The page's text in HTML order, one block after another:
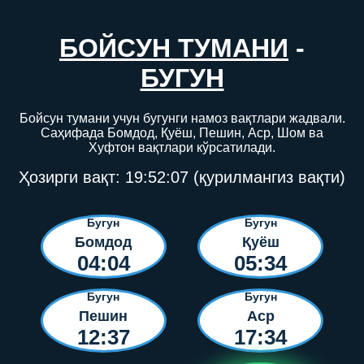
БОЙСУН ТУМАНИ -
БУГУН
Бойсун тумани учун бугунги намоз вақтлари жадвали.
Саҳифада Бомдод, Қуёш, Пешин, Аср, Шом ва
Хуфтон вақтлари кўрсатилади.
Ҳозирги вақт: 19:52:07 (қурилмангиз вақти)
Бугун
Бомдод
04:04
Бугун
Қуёш
05:34
Бугун
Пешин
12:37
Бугун
Аср
17:34